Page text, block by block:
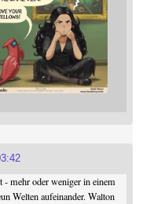
mehr oder weniger in einem
Welten aufeinander. Walton